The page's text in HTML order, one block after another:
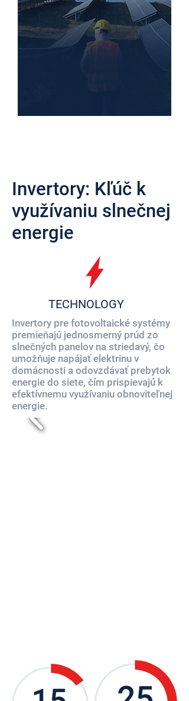
Invertory: Kľúč k
využívaniu slnečnej
energie
TECHNOLOGY
Invertory pre fotovoltaické systémy
premieňajú jednosmerný prúd zo
slnečných panelov na striedavý, čo
umožňuje napájať elektrinu v
domácnosti a odovzdávať prebytok
energie do siete, čím prispievajú k
efektívnemu využívaniu obnoviteľnej
energie.